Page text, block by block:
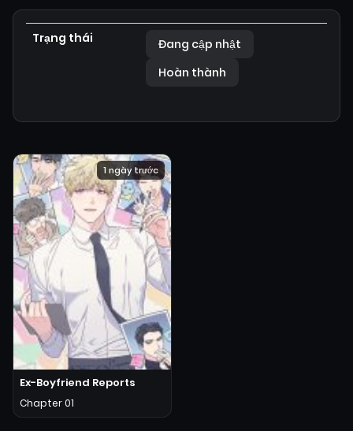
Trạng thái
Đang cập nhật
Hoàn thành
1 ngày trước
Ex-Boyfriend Reports
Chapter 01